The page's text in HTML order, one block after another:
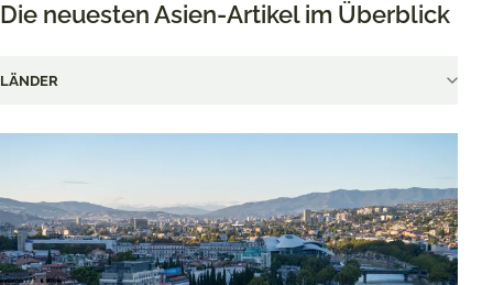
Die neuesten Asien-Artikel im Überblick
LÄNDER